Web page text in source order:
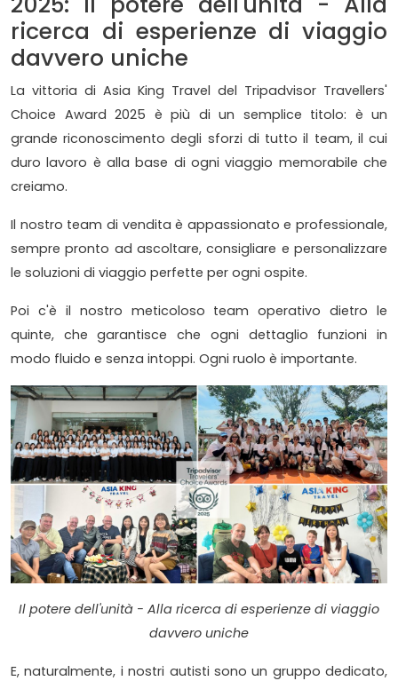
ricerca di esperienze di viaggio
davvero uniche
La vittoria di Asia King Travel del Tripadvisor Travellers'
Choice Award 2025 è più di un semplice titolo: è un
grande riconoscimento degli sforzi di tutto il team, il cui
duro lavoro è alla base di ogni viaggio memorabile che
creiamo.
Il nostro team di vendita è appassionato e professionale,
sempre pronto ad ascoltare, consigliare e personalizzare
le soluzioni di viaggio perfette per ogni ospite.
Poi c'è il nostro meticoloso team operativo dietro le
quinte, che garantisce che ogni dettaglio funzioni in
modo fluido e senza intoppi. Ogni ruolo è importante.
Il potere dell'unità - Alla ricerca di esperienze di viaggio
davvero uniche
E, naturalmente, i nostri autisti sono un gruppo dedicato,